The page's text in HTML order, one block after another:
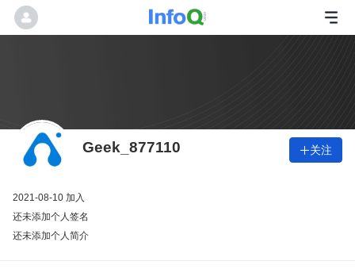
Geek_877110 关注
2021-08-10 加入
还未添加个人签名
还未添加个人简介